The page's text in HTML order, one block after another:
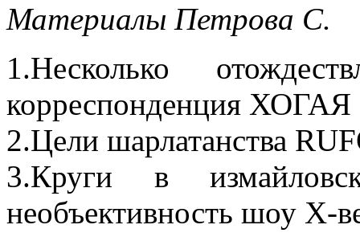
Материалы Петрова С.
1.Несколько
корреспонденция ХОГАЯ
2.Цели шарлатанства
3.Круги в
необъективность шоу Х-